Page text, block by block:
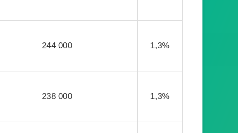
244 000 1,3%
238 000 1,3%